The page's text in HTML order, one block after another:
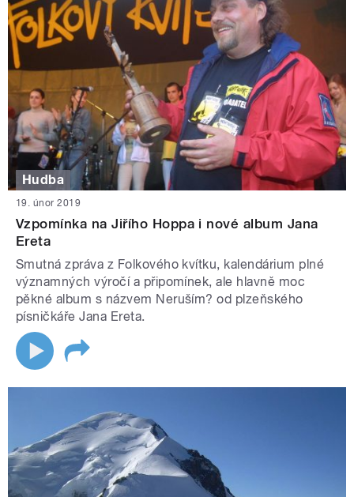
Hudba
19. únor 2019
Vzpomínka na Jiřího Hoppa i nové album Jana
Ereta
Smutná zpráva z Folkového kvítku, kalendárium plné
významných výročí a připomínek, ale hlavně moc
pěkné album s názvem Neruším? od plzeňského
písničkáře Jana Ereta.